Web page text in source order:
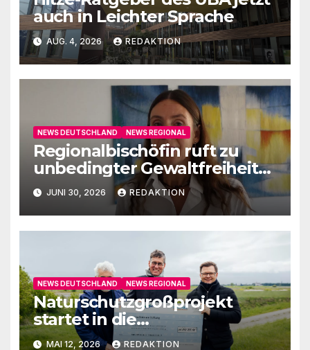
auch in Leichter Sprache
AUG. 4, 2026 REDAKTION
NEWS DEUTSCHLAND NEWS REGIONAL
Regionalbischöfin ruft zu
unbedingter Gewaltfreiheit
aufJUNI 30, 2026 REDAKTION
NEWS DEUTSCHLAND NEWS REGIONAL
Naturschutzgroßprojekt
startet in die
Umsetzungsphase
MAI 12, 2026 REDAKTION